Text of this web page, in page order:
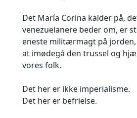
Det María Corina kalder på,
venezuelanere beder om, er
eneste militærmagt på
at imødegå den trussel og
vores folk.
Det her er ikke imperialisme.
Det her er befrielse.